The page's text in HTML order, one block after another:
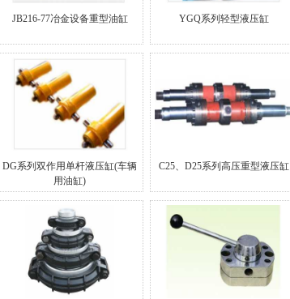
JB216-77冶金设备重型油缸 YGQ系列轻型液压缸
DG系列双作用单杆液压缸(车辆
用油缸)
C25、D25系列高压重型液压缸